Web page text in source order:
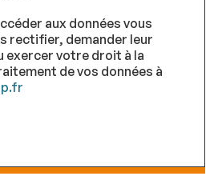
aux données vous
rectifier, demander leur
exercer votre droit à la
de vos données à